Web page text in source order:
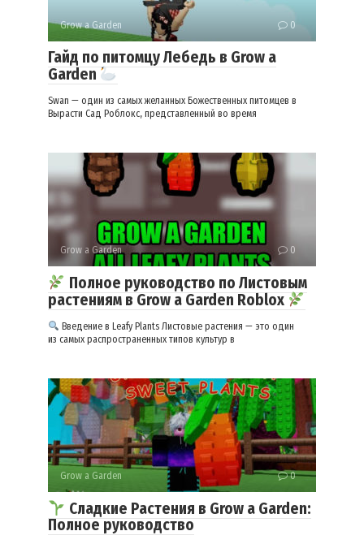
Grow a Garden 0
Гайд по питомцу Лебедь в Grow a
Garden
Swan — один из самых желанных Божественных питомцев в
Вырасти Сад Роблокс, представленный во время
Grow a Garden 0
Полное руководство по Листовым
растениям в Grow a Garden Roblox
Введение в Leafy Plants Листовые растения — это один
из самых распространенных типов культур в
Grow a Garden 0
Сладкие Растения в Grow a Garden:
Полное руководство